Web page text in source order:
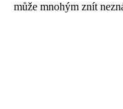
může mnohým znít